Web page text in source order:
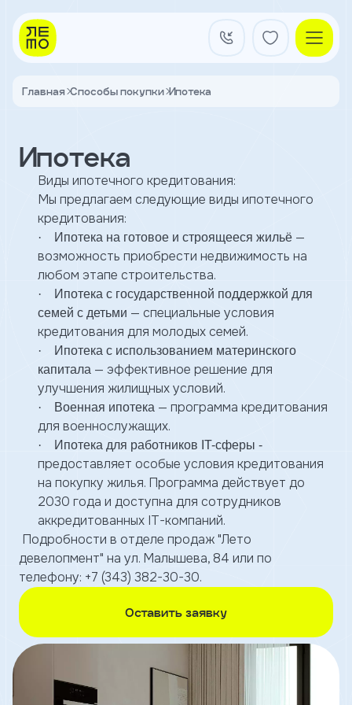
Главная Способы покупки Ипотека
Ипотека
Виды ипотечного кредитования:
Мы предлагаем следующие виды ипотечного
кредитования:
· Ипотека на готовое и строящееся жильё—
возможность приобрести недвижимость на
любом этапе строительства.
·
Ипотека с государственной поддержкой для
семей с детьми — специальные условия
кредитования для молодых семей.
·
Ипотека с использованием материнского
капитала— эффективное решение для
улучшения жилищных условий.
· Военная ипотека— программа кредитования
для военнослужащих.
· Ипотека для работников IT-сферы -
предоставляет особые условия кредитования
на покупку жилья. Программа действует до
2030 года и доступна для сотрудников
аккредитованных IT-компаний.
Подробности в отделе продаж "Лето
девелопмент" на ул. Малышева, 84 или по
телефону: +7 (343) 382-30-30.
Оставить заявку
звонок
Телефон
согласен
обработку
данных
условиями
политики
конфиденциальности
Оставить
заявку
Имя
Телефон
Я
согласен
персональных
Квартиры
Кладовые
О застройщике
Акции и новости
Агентам
Ипотека траншами
Лето в Городе
Документы
Вакансии
Контакты
Тендеры
Канал доверия